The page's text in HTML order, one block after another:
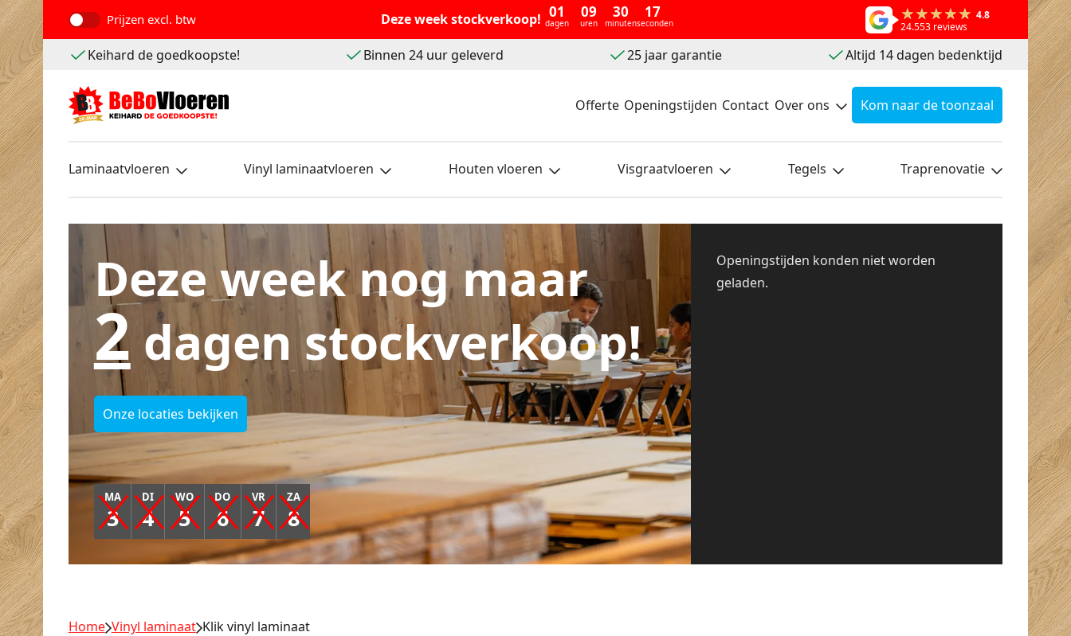
Prijzen excl. btw Deze week stockverkoop! 01
dagen
09
uren
30
minuten
15
seconden
4.8
24.553 reviews
Keihard de goedkoopste! Binnen 24 uur geleverd 25 jaar garantie Altijd 14 dagen bedenktijd
Offerte Openingstijden Contact Over ons Kom naar de toonzaal
Laminaatvloeren Vinyl laminaatvloeren Houten vloeren Visgraatvloeren Tegels Traprenovatie
Deze week nog maar
2 dagen stockverkoop!
Onze locaties bekijken
MA
3
DI
4
WO
5
DO
6
VR
7
ZA
8
Openingstijden konden niet worden
geladen.
Home Vinyl laminaat Klik vinyl laminaat